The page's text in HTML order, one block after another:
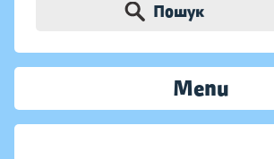
Пошук
Menu